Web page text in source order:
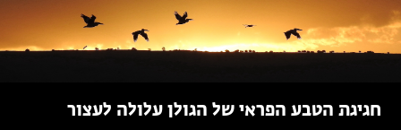
חגיגת הטבע הפראי של הגולן עלולה לעצור